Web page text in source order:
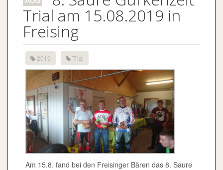
Trial am 15.08.2019 in
Freising
2019 Trial
Am 15.8. fand bei den Freisinger Bären das 8. Saure